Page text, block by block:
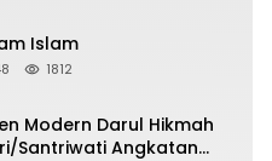
Islam
1812
Modern Darul Hikmah
Santriwati Angkatan